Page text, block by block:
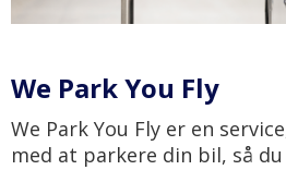
We Park You Fly
We Park You Fly er en
med at parkere din bil, så